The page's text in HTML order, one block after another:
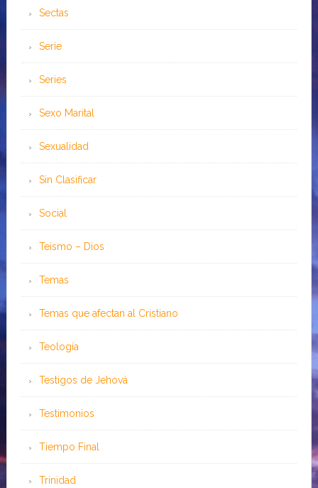
Sectas
Serie
Series
Sexo Marital
Sexualidad
Sin Clasificar
Social
Teísmo – Dios
Temas
Temas que afectan al Cristiano
Teología
Testigos de Jehová
Testimonios
Tiempo Final
Trinidad